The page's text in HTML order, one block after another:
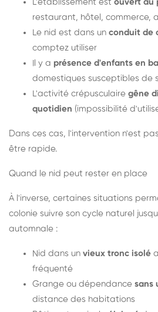
L'établissement est ouvert au
restaurant, hôtel, commerce,
Le nid est dans un conduit de
comptez utiliser
Il y a présence d'enfants en
domestiques susceptibles de
L'activité crépusculaire gêne
quotidien (impossibilité
Dans ces cas, l'intervention n'est
être rapide.
Quand le nid peut rester en place
À l'inverse, certaines situations
colonie suivre son cycle naturel
automnale :
Nid dans un vieux tronc isolé
fréquenté
Grange ou dépendance sans
distance des habitations